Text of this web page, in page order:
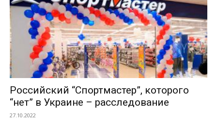
Российский “Спортмастер”, которого
“нет” в Украине – расследование
27.10.2022